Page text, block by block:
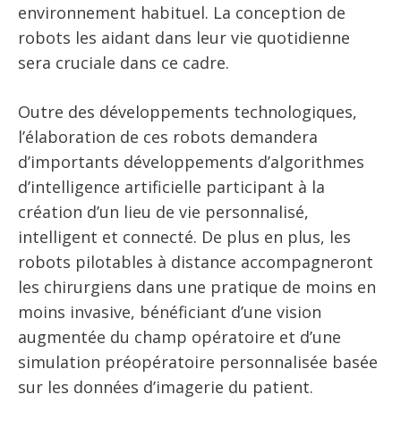
environnement habituel. La conception de
robots les aidant dans leur vie quotidienne
sera cruciale dans ce cadre.
Outre des développements technologiques,
l’élaboration de ces robots demandera
d’importants développements d’algorithmes
d’intelligence artificielle participant à la
création d’un lieu de vie personnalisé,
intelligent et connecté. De plus en plus, les
robots pilotables à distance accompagneront
les chirurgiens dans une pratique de moins en
moins invasive, bénéficiant d’une vision
augmentée du champ opératoire et d’une
simulation préopératoire personnalisée basée
sur les données d’imagerie du patient.